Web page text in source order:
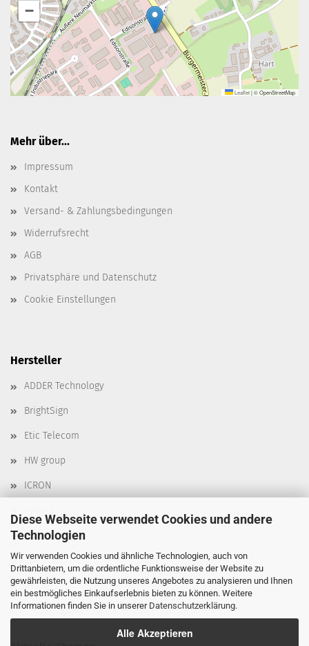
Diese Webseite verwendet Cookies und andere
Technologien
Wir verwenden Cookies und ähnliche Technologien, auch von
Drittanbietern, um die ordentliche Funktionsweise der Website zu
gewährleisten, die Nutzung unseres Angebotes zu analysieren und Ihnen
ein bestmögliches Einkaufserlebnis bieten zu können. Weitere
Informationen finden Sie in unserer Datenschutzerklärung.
Alle Akzeptieren
−
Leaflet|© OpenStreetMap
Mehr über...
Impressum
Kontakt
Versand- & Zahlungsbedingungen
Widerrufsrecht
AGB
Privatsphäre und Datenschutz
Cookie Einstellungen
Hersteller
ADDER Technology
BrightSign
Etic Telecom
HW group
ICRON
Moxa
Robustel
Delta